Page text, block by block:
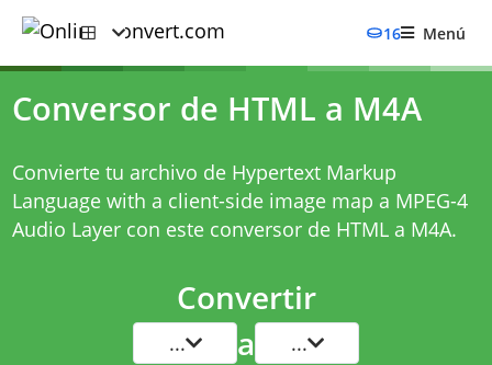
16 Menú
Conversor de HTML a M4A
Convierte tu archivo de Hypertext Markup
Language with a client-side image map a MPEG-4
Audio Layer con este conversor de HTML a M4A.
Convertir
... a ...